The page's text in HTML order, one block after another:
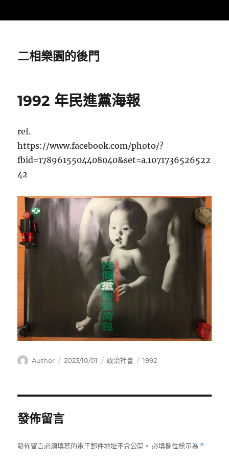
二相樂園的後門
1992 年民進黨海報
ref.
https://www.facebook.com/photo/?
fbid=1789615504408040&set=a.1071736526522
42
作
Author
發
2023/10/01
分
政治社會
標
1992
發佈留言
發佈留言必須填寫的電子郵件地址不會公開。 必填欄位標示為 *